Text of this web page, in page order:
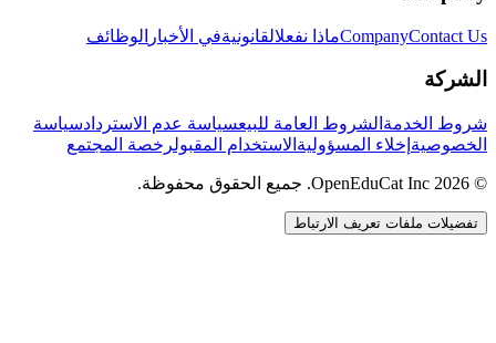
CompanyContact Us ماذا نفعلالقانونيةفي الأخبار الوظائف
الشركة
شروط الخدمة الشروط العامة للبيعسياسة عدم الاستردادسياسة
الخصوصية إخلاء المسؤولية الاستخدام المقبولرخصة المجتمع
© 2026 OpenEduCat Inc. جميع الحقوق محفوظة.
تفضيلات ملفات تعريف الارتباط